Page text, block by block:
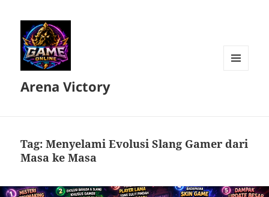
Arena Victory
Tag:Menyelami Evolusi Slang Gamer dari
Masa ke Masa